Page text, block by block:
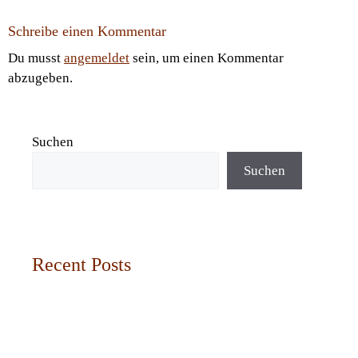
Schreibe einen Kommentar
Du musst angemeldet sein, um einen Kommentar
abzugeben.
Suchen
Suchen
Recent Posts